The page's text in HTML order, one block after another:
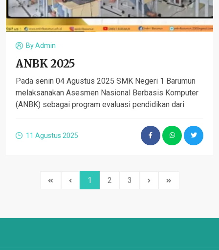
ByAdmin
ANBK 2025
Pada senin 04 Agustus 2025 SMK Negeri 1 Barumun
melaksanakan Asesmen Nasional Berbasis Komputer
(ANBK) sebagai program evaluasi pendidikan dari
11 Agustus 2025
1 2 3